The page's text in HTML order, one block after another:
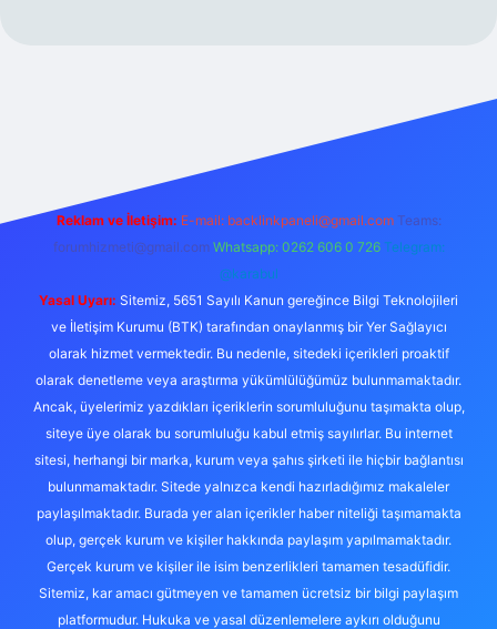
Reklam ve İletişim: E-mail: backlinkpaneli@gmail.com Teams:
forumhizmeti@gmail.com Whatsapp: 0262 606 0 726 Telegram:
@karabul
Yasal Uyarı: Sitemiz, 5651 Sayılı Kanun gereğince Bilgi Teknolojileri
ve İletişim Kurumu (BTK) tarafından onaylanmış bir Yer Sağlayıcı
olarak hizmet vermektedir. Bu nedenle, sitedeki içerikleri proaktif
olarak denetleme veya araştırma yükümlülüğümüz bulunmamaktadır.
Ancak, üyelerimiz yazdıkları içeriklerin sorumluluğunu taşımakta olup,
siteye üye olarak bu sorumluluğu kabul etmiş sayılırlar. Bu internet
sitesi, herhangi bir marka, kurum veya şahıs şirketi ile hiçbir bağlantısı
bulunmamaktadır. Sitede yalnızca kendi hazırladığımız makaleler
paylaşılmaktadır. Burada yer alan içerikler haber niteliği taşımamakta
olup, gerçek kurum ve kişiler hakkında paylaşım yapılmamaktadır.
Gerçek kurum ve kişiler ile isim benzerlikleri tamamen tesadüfidir.
Sitemiz, kar amacı gütmeyen ve tamamen ücretsiz bir bilgi paylaşım
platformudur. Hukuka ve yasal düzenlemelere aykırı olduğunu